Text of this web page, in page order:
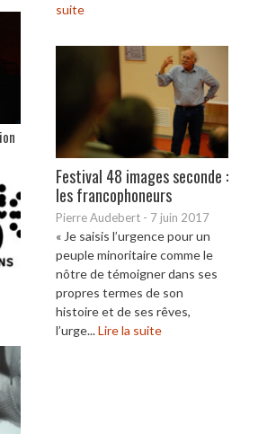
suite
Festival 48 images seconde :
les francophoneurs
Pierre Audebert - 7 juin 2017
« Je saisis l’urgence pour un
peuple minoritaire comme le
nôtre de témoigner dans ses
propres termes de son
histoire et de ses rêves,
l’urge...Lire la suite